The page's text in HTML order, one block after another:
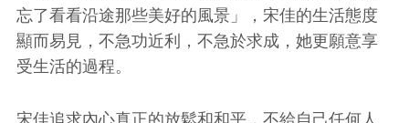
忘了看看沿途那些美好的風景」，宋佳的生活態度
顯而易見，不急功近利，不急於求成，她更願意享
受生活的過程。
宋佳追求內心真正的放鬆和和平，不給自己任何人